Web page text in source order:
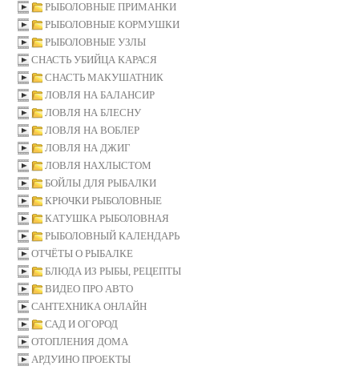
РЫБОЛОВНЫЕ ПРИМАНКИ
РЫБОЛОВНЫЕ КОРМУШКИ
РЫБОЛОВНЫЕ УЗЛЫ
СНАСТЬ УБИЙЦА КАРАСЯ
СНАСТЬ МАКУШАТНИК
ЛОВЛЯ НА БАЛАНСИР
ЛОВЛЯ НА БЛЕСНУ
ЛОВЛЯ НА ВОБЛЕР
ЛОВЛЯ НА ДЖИГ
ЛОВЛЯ НАХЛЫСТОМ
БОЙЛЫ ДЛЯ РЫБАЛКИ
КРЮЧКИ РЫБОЛОВНЫЕ
КАТУШКА РЫБОЛОВНАЯ
РЫБОЛОВНЫЙ КАЛЕНДАРЬ
ОТЧЁТЫ О РЫБАЛКЕ
БЛЮДА ИЗ РЫБЫ, РЕЦЕПТЫ
ВИДЕО ПРО АВТО
САНТЕХНИКА ОНЛАЙН
САД И ОГОРОД
ОТОПЛЕНИЯ ДОМА
АРДУИНО ПРОЕКТЫ